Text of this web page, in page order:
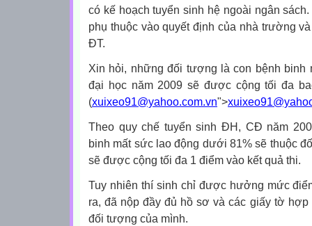
có kế hoạch tuyển sinh hệ ngoài ngân
phụ thuộc vào quyết định của nhà trường
ĐT.
Xin hỏi, những đối tượng là con bệnh binh
đại học năm 2009 sẽ được cộng tối đa
(xuixeo91@yahoo.com.vn">
Theo quy chế tuyển sinh ĐH, CĐ năm
binh mất sức lao động dưới 81% sẽ thuộc
sẽ được cộng tối đa 1 điểm vào kết quả thi.
Tuy nhiên thí sinh chỉ được hưởng mức
ra, đã nộp đầy đủ hồ sơ và các giấy tờ
đối tượng của mình.